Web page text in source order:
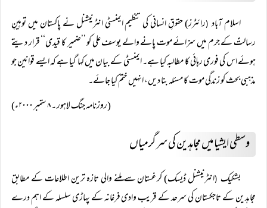
اسلام آباد(رائٹرز) حقوقِ انسانی کی تنظیم ایمنسٹی انٹرنیشنل نے پاکستان میں توہینِ
رسالتؐ کے جرم میں سزائے موت پانے والے یوسف علی کو ’’ضمیر کا قیدی‘‘ قرار دیتے
ہوئے اس کی فوری رہائی کا مطالبہ کیا ہے۔ ایمنسٹی کے بیان میں کہا گیا ہے کہ ایسے قوانین جو
مذہبی بحث کو زندگی موت کا مسئلہ بنا دیں، انہیں ختم کیا جائے۔
(روزنامہ جنگ لاہور ۔ ۸ ستمبر ۲۰۰۰ء)
وسطی ایشیا میں مجاہدین کی سرگرمیاں
بشکیک (انٹرنیشنل ڈیسک) کرغستان سے ملنے والی تازہ ترین اطلاعات کے مطابق
مجاہدین کے تاجکستان کی سرحد کے قریب وادی فرغانہ کے پہاڑی سلسلہ کے اہم درے